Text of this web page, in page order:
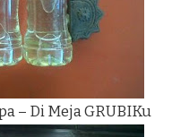
– Di Meja GRUBIKu